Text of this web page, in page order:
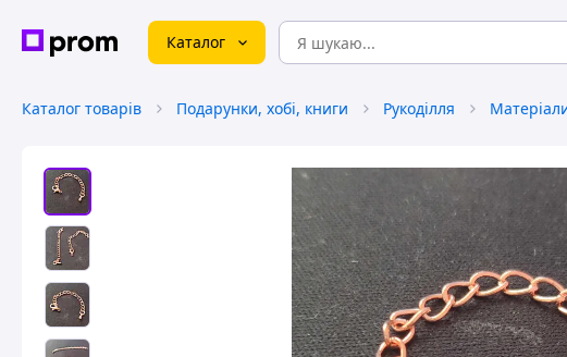
Каталог
Каталог товарів Подарунки, хобі, книги Рукоділля